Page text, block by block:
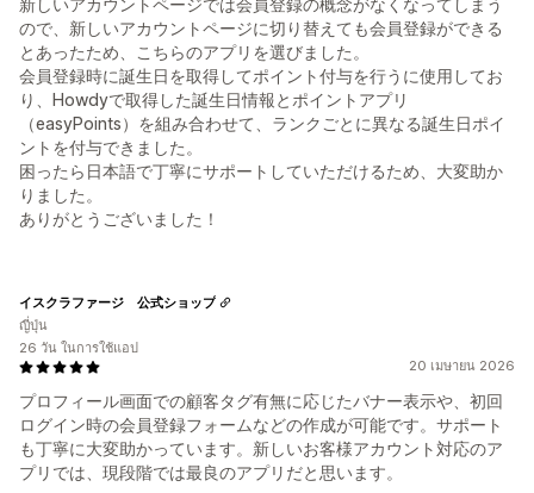
新しいアカウントページでは会員登録の概念がなくなってしまう
ので、新しいアカウントページに切り替えても会員登録ができる
とあったため、こちらのアプリを選びました。
会員登録時に誕生日を取得してポイント付与を行うに使用してお
り、Howdyで取得した誕生日情報とポイントアプリ
（easyPoints）を組み合わせて、ランクごとに異なる誕生日ポイ
ントを付与できました。
困ったら日本語で丁寧にサポートしていただけるため、大変助か
りました。
ありがとうございました！
20 เมษายน 2026
プロフィール画面での顧客タグ有無に応じたバナー表示や、初回
ログイン時の会員登録フォームなどの作成が可能です。サポート
も丁寧に大変助かっています。新しいお客様アカウント対応のア
プリでは、現段階では最良のアプリだと思います。
イスクラファージ 公式ショップ
ญี่ปุ่น
26 วัน ในการใช้แอป